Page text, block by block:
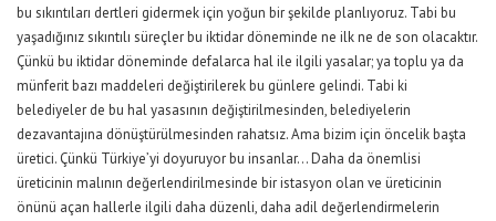
bu sıkıntıları dertleri gidermek için yoğun bir şekilde planlıyoruz. Tabi bu
yaşadığınız sıkıntılı süreçler bu iktidar döneminde ne ilk ne de son olacaktır.
Çünkü bu iktidar döneminde defalarca hal ile ilgili yasalar; ya toplu ya da
münferit bazı maddeleri değiştirilerek bu günlere gelindi. Tabi ki
belediyeler de bu hal yasasının değiştirilmesinden, belediyelerin
dezavantajına dönüştürülmesinden rahatsız. Ama bizim için öncelik başta
üretici. Çünkü Türkiye’yi doyuruyor bu insanlar… Daha da önemlisi
üreticinin malının değerlendirilmesinde bir istasyon olan ve üreticinin
önünü açan hallerle ilgili daha düzenli, daha adil değerlendirmelerin